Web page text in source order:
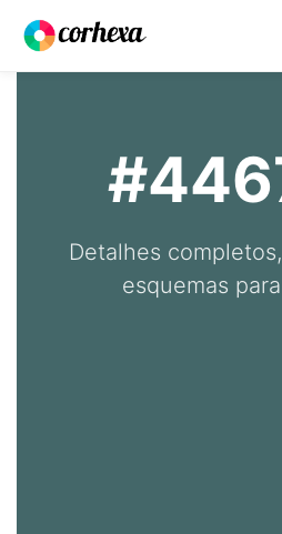
Detalhes
esquemas